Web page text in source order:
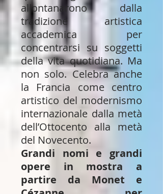
allontanarono dalla
tradizione artistica
accademica per
concentrarsi su soggetti
della vita quotidiana. Ma
non solo. Celebra anche
la Francia come centro
artistico del modernismo
internazionale dalla metà
dell’Ottocento alla metà
del Novecento.
Grandi nomi e grandi
opere in mostra a
partire da Monet e